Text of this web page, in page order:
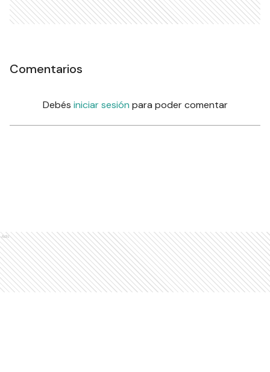
Comentarios
Debés iniciar sesión para poder comentar
Ads